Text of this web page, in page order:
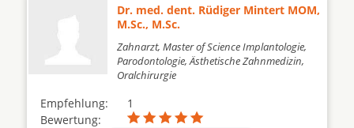
Dr. med. dent. Rüdiger Mintert MOM,
M.Sc., M.Sc.
Zahnarzt, Master of Science Implantologie,
Parodontologie, Ästhetische Zahnmedizin,
Oralchirurgie
Empfehlung:
1
Bewertung: